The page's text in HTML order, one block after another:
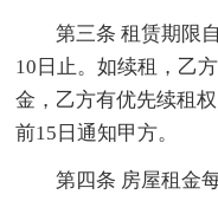
第三条 租赁期限
10日止。如续租，乙
金，乙方有优先续租
前15日通知甲方。
第四条 房屋租金